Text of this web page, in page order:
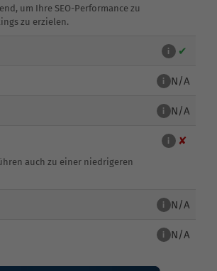
um Ihre SEO-Performance zu
zu erzielen.
i ✔
i N/A
i N/A
i ✘
auch zu einer niedrigeren
i N/A
i N/A